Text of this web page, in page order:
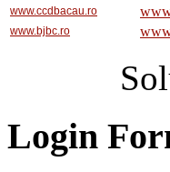
www.ccdbacau.ro
www.bjbc.ro
Login